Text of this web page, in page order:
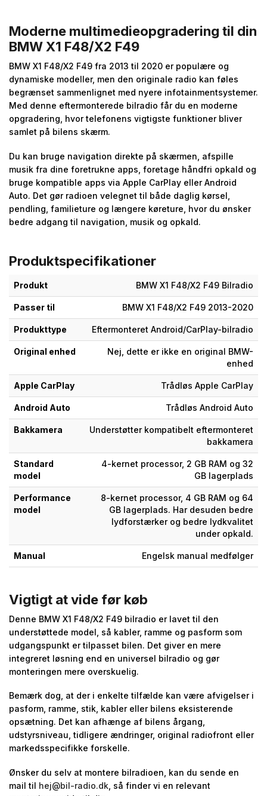
Moderne multimedieopgradering til din
BMW X1 F48/X2 F49
BMW X1 F48/X2 F49 fra 2013 til 2020 er populære og
dynamiske modeller, men den originale radio kan føles
begrænset sammenlignet med nyere infotainmentsystemer.
Med denne eftermonterede bilradio får du en moderne
opgradering, hvor telefonens vigtigste funktioner bliver
samlet på bilens skærm.
Du kan bruge navigation direkte på skærmen, afspille
musik fra dine foretrukne apps, foretage håndfri opkald og
bruge kompatible apps via Apple CarPlay eller Android
Auto. Det gør radioen velegnet til både daglig kørsel,
pendling, familieture og længere køreture, hvor du ønsker
bedre adgang til navigation, musik og opkald.
Produktspecifikationer
Produkt BMW X1 F48/X2 F49 Bilradio
Passer til BMW X1 F48/X2 F49 2013-2020
Produkttype Eftermonteret Android/CarPlay-bilradio
Original enhed
Nej, dette er ikke en original BMW-
enhed
Apple CarPlay Trådløs Apple CarPlay
Android Auto Trådløs Android Auto
Bakkamera
Understøtter kompatibelt eftermonteret
bakkamera
Standard
model
4-kernet processor, 2 GB RAM og 32
GB lagerplads
Performance
model
8-kernet processor, 4 GB RAM og 64
GB lagerplads. Har desuden bedre
lydforstærker og bedre lydkvalitet
under opkald.
Manual Engelsk manual medfølger
Vigtigt at vide før køb
Denne BMW X1 F48/X2 F49 bilradio er lavet til den
understøttede model, så kabler, ramme og pasform som
udgangspunkt er tilpasset bilen. Det giver en mere
integreret løsning end en universel bilradio og gør
monteringen mere overskuelig.
Bemærk dog, at der i enkelte tilfælde kan være afvigelser i
pasform, ramme, stik, kabler eller bilens eksisterende
opsætning. Det kan afhænge af bilens årgang,
udstyrsniveau, tidligere ændringer, original radiofront eller
markedsspecifikke forskelle.
Ønsker du selv at montere bilradioen, kan du sende en
mail til hej@bil-radio.dk , så finder vi en relevant